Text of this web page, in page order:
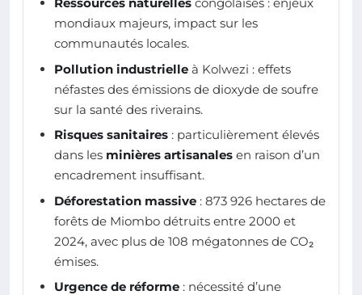
Ressources naturelles congolaises : enjeux
mondiaux majeurs, impact sur les
communautés locales.
Pollution industrielle à Kolwezi : effets
néfastes des émissions de dioxyde de soufre
sur la santé des riverains.
Risques sanitaires : particulièrement élevés
dans les minières artisanales en raison d’un
encadrement insuffisant.
Déforestation massive : 873 926 hectares de
forêts de Miombo détruits entre 2000 et
2024, avec plus de 108 mégatonnes de CO₂
émises.
Urgence de réforme : nécessité d’une